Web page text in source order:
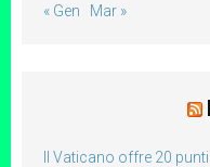
« Gen Mar »
Il Vaticano offre 20